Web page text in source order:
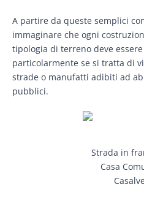
A partire da queste semplici
immaginare che ogni
tipologia di terreno deve
particolarmente se si tratta di
strade o manufatti adibiti ad
pubblici.
Strada in
Casa